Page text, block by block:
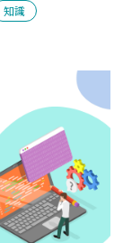
知識